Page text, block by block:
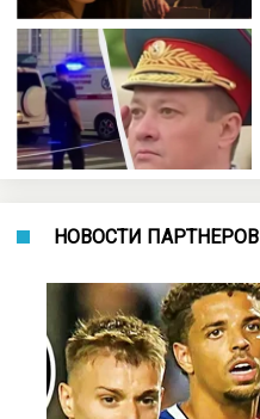
НОВОСТИ ПАРТНЕРОВ